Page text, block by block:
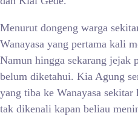
Menurut dongeng warga
Wanayasa yang pertama kali
Namun hingga sekarang jejak
belum diketahui. Kia Agung
yang tiba ke Wanayasa
tak dikenali kapan beliau